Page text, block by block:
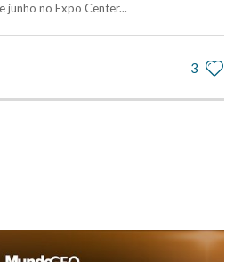
junho no Expo Center...
3